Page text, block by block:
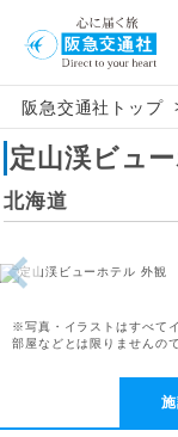
阪急交通社トップ
定山渓ビュ
北海道
※写真・イラストはすべて
部屋などとは限りませんの